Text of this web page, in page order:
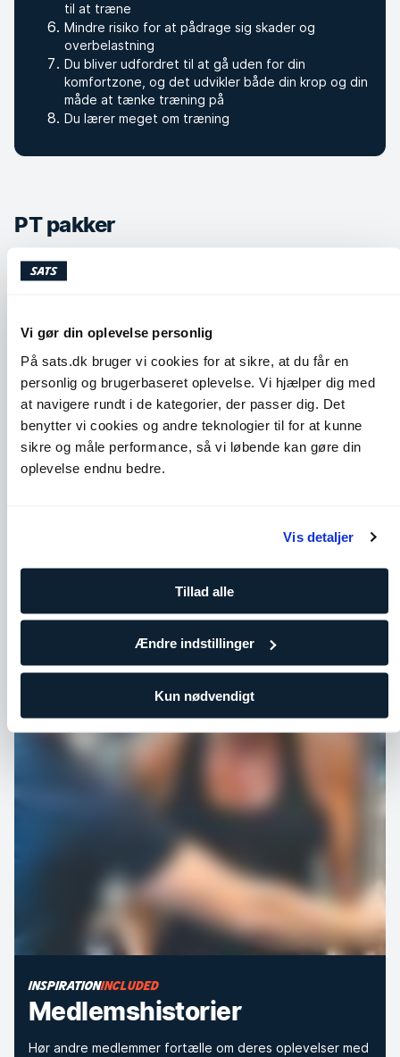
Vi gør din oplevelse personlig
På sats.dk bruger vi cookies for at sikre, at du får en
personlig og brugerbaseret oplevelse. Vi hjælper dig med
at navigere rundt i de kategorier, der passer dig. Det
benytter vi cookies og andre teknologier til for at kunne
sikre og måle performance, så vi løbende kan gøre din
oplevelse endnu bedre.
Vis detaljer
Tillad alle
Ændre indstillinger
Kun nødvendigt
til at træne
Mindre risiko for at pådrage sig skader og
overbelastning
Du bliver udfordret til at gå uden for din
komfortzone, og det udvikler både din krop og din
måde at tænke træning på
Du lærer meget om træning
PT pakker
og træningen bliver skræddersyet til dinebehov og
12 ugers
transformation
Du vil opnå garanterede
resultater på 12 uger ved at
deltage i ugentlige personlige
træningssessioner, følge en
skræddersyet træningsplan,
gennemgå test og modtage
abonnement
PT Abonnement er
populære produkt.
blandt andet den
proces samt det
kendskab, der
INSPIRATIONINCLUDED
Medlemshistorier
Hør andre medlemmer fortælle om deres oplevelser med